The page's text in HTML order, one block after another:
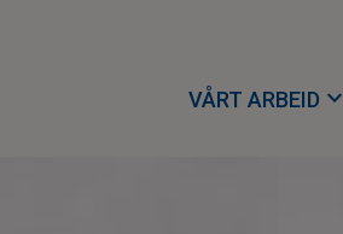
VÅRT ARBEID expand_more